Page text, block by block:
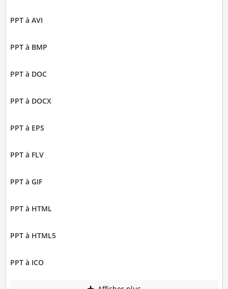
PPT à AVI
PPT à BMP
PPT à DOC
PPT à DOCX
PPT à EPS
PPT à FLV
PPT à GIF
PPT à HTML
PPT à HTML5
PPT à ICO